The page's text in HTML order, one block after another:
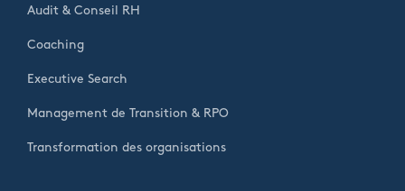
Audit & Conseil RH
Coaching
Executive Search
Management de Transition & RPO
Transformation des organisations